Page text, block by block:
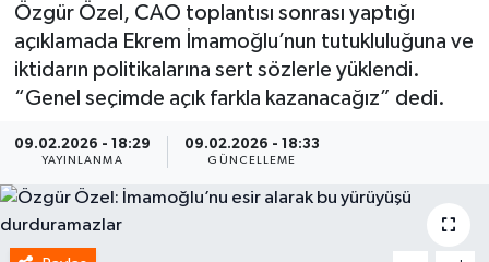
Özgür Özel, CAO toplantısı sonrası yaptığı
açıklamada Ekrem İmamoğlu’nun tutukluluğuna ve
iktidarın politikalarına sert sözlerle yüklendi.
“Genel seçimde açık farkla kazanacağız” dedi.
09.02.2026 - 18:29
YAYINLANMA
09.02.2026 - 18:33
GÜNCELLEME
Yaşam